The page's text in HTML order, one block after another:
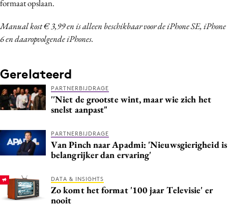
formaat opslaan.
Manual kost € 3,99 en is alleen beschikbaar voor de iPhone SE, iPhone
6 en daaropvolgende iPhones.
Gerelateerd
PARTNERBIJDRAGE
''Niet de grootste wint, maar wie zich het
snelst aanpast"
PARTNERBIJDRAGE
Van Pinch naar Apadmi: 'Nieuwsgierigheid is
belangrijker dan ervaring'
DATA & INSIGHTS
Zo komt het format '100 jaar Televisie' er
nooit